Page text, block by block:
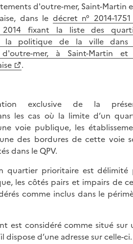
d'outre-mer, Saint-Martin
dans le décret n° 2014-
fixant la liste des
la politique de la ville dans
d'outre-mer, à Saint-Martin
.
exclusive de la
les cas où la limite d’un
voie publique, les
des bordures de cette voie
dans le QPV.
quartier prioritaire est délimité
les côtés pairs et impairs de
comme inclus dans le
est considéré comme situé sur
dispose d’une adresse sur celle-ci.